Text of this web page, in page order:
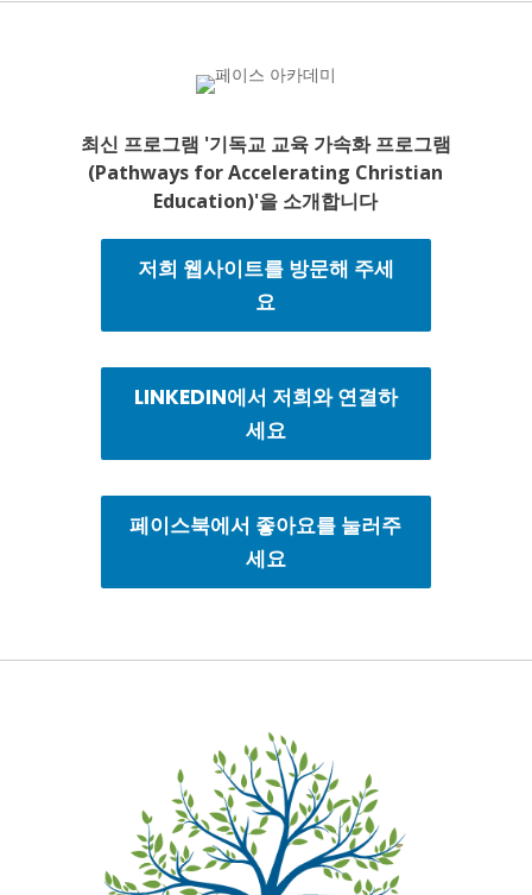
최신 프로그램 '기독교 교육 가속화 프로그램
(Pathways for Accelerating Christian
Education)'을 소개합니다
저희 웹사이트를 방문해 주세
요
LINKEDIN에서 저희와 연결하
세요
페이스북에서 좋아요를 눌러주
세요